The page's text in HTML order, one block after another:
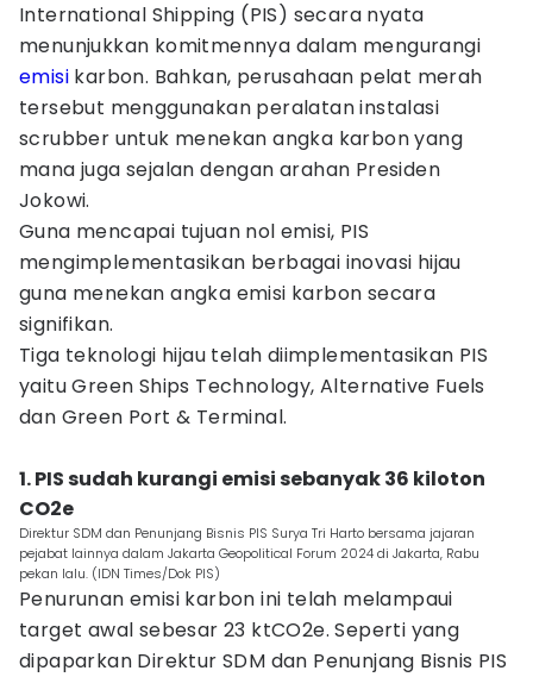
International Shipping (PIS) secara nyata
menunjukkan komitmennya dalam mengurangi
emisi karbon. Bahkan, perusahaan pelat merah
tersebut menggunakan peralatan instalasi
scrubber untuk menekan angka karbon yang
mana juga sejalan dengan arahan Presiden
Jokowi.
Guna mencapai tujuan nol emisi, PIS
mengimplementasikan berbagai inovasi hijau
guna menekan angka emisi karbon secara
signifikan.
Tiga teknologi hijau telah diimplementasikan PIS
yaitu Green Ships Technology, Alternative Fuels
dan Green Port & Terminal.
1. PIS sudah kurangi emisi sebanyak 36 kiloton
CO2e
Direktur SDM dan Penunjang Bisnis PIS Surya Tri Harto bersama jajaran
pejabat lainnya dalam Jakarta Geopolitical Forum 2024 di Jakarta, Rabu
pekan lalu. (IDN Times/Dok PIS)
Penurunan emisi karbon ini telah melampaui
target awal sebesar 23 ktCO2e. Seperti yang
dipaparkan Direktur SDM dan Penunjang Bisnis PIS